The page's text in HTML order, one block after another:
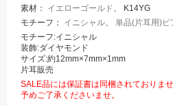
素材： イエローゴールド、 K14YG
モチーフ： イニシャル、 単品(片耳用)ピ
モチーフ:イニシャル
装飾:ダイヤモンド
サイズ:約12mm×7mm×1mm
片耳販売
SALE品には保証書は同梱されておりませ
予めご了承くださいませ。